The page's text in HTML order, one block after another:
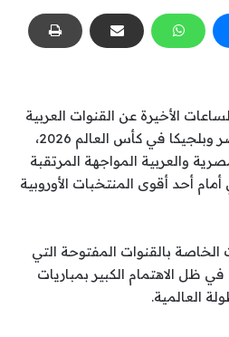
الأخيرة عن القنوات العربية
المفتوحة الناقلة لمباراة مصر وبلجيكا في كأس العالم 2026،
والعربية المواجهة المرتقبة
أحد أقوى المنتخبات الأوروبية
بالقنوات المفتوحة التي
في ظل الاهتمام الكبير بمباريات
العالمية.